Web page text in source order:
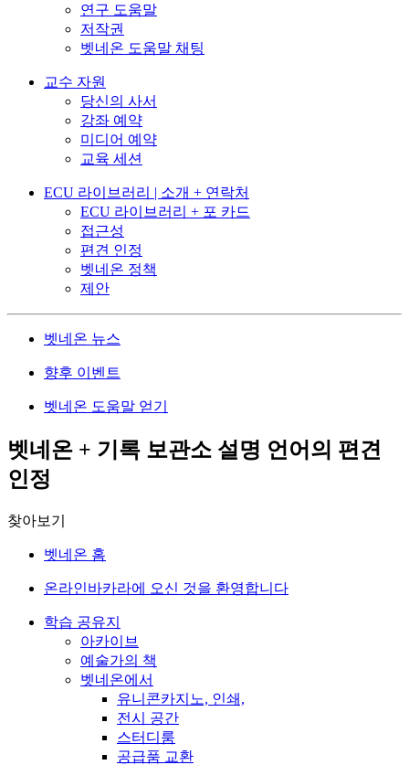
연구 도움말
저작권
벳네온 도움말 채팅
교수 자원
당신의 사서
강좌 예약
미디어 예약
교육 세션
ECU 라이브러리 | 소개 + 연락처
ECU 라이브러리 + 포 카드
접근성
편견 인정
벳네온 정책
제안
벳네온 뉴스
향후 이벤트
벳네온 도움말 얻기
벳네온 + 기록 보관소 설명 언어의 편견
인정
찾아보기
벳네온 홈
온라인바카라에 오신 것을 환영합니다
학습 공유지
아카이브
예술가의 책
벳네온에서
유니콘카지노, 인쇄,
전시 공간
스터디룸
공급품 교환